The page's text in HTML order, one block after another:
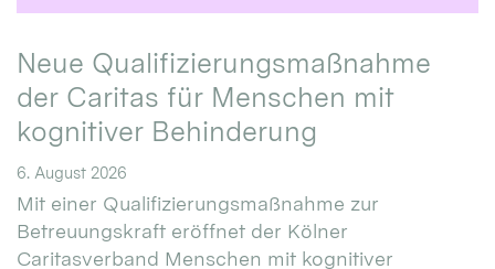
Neue Qualifizierungsmaßnahme
der Caritas für Menschen mit
kognitiver Behinderung
6. August 2026
Mit einer Qualifizierungsmaßnahme zur
Betreuungskraft eröffnet der Kölner
Caritasverband Menschen mit kognitiver